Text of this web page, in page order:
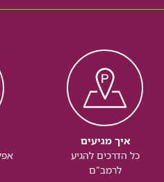
איך מגיעים
כל הדרכים להגיע
לרמב"ם